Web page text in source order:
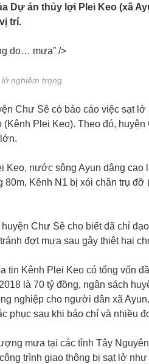
Dự án thủy lợi Plei Keo (xã
trí.
do… mưa” />
nghiêm trọng
Chư Sê có báo cáo việc sạt
Plei Keo). Theo đó,
nước sông Ayun dâng cao
80m, Kênh N1 bị xói chân trụ đỡ
Chư Sê cho biết đã chỉ
đợt mưa sau gây thiệt hại
tin Kênh Plei Keo có tổng vốn
là 70 tỷ đồng, ngân sách
nghiệp cho người dân xã
phục sau khi báo chí và nhiều
mưa tại các tỉnh Tây
trình giao thông bị sạt lở